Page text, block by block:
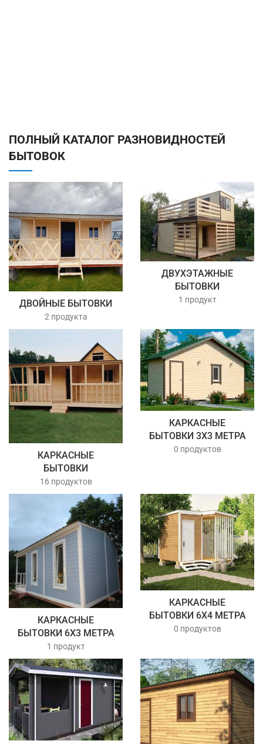
ПОЛНЫЙ КАТАЛОГ РАЗНОВИДНОСТЕЙ
БЫТОВОК
ДВОЙНЫЕ БЫТОВКИ
2 продукта
ДВУХЭТАЖНЫЕ
БЫТОВКИ
1 продукт
КАРКАСНЫЕ
БЫТОВКИ
16 продуктов
КАРКАСНЫЕ
БЫТОВКИ 3Х3 МЕТРА
0 продуктов
КАРКАСНЫЕ
БЫТОВКИ 6Х3 МЕТРА
1 продукт
КАРКАСНЫЕ
БЫТОВКИ 6Х4 МЕТРА
0 продуктов